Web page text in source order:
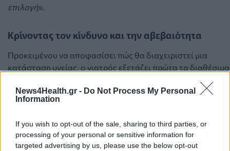
News4Health.gr - Do Not Process My Personal
Information
If you wish to opt-out of the sale, sharing to third parties, or
processing of your personal or sensitive information for
targeted advertising by us, please use the below opt-out
επιλογή».
Κρίνοντας τον κίνδυνο και την αβεβαιότητα
Προκειμένου να αποφασίσει πώς θα διαχειριστεί μια
κατάσταση υγείας, ο γιατρός εξετάζει πρώτα τα διαθέσιμα
στις ιδιαίτερες συνθήκες του ασθενούς.
αποφάσεων και διαχείριση της αβεβαιότητας.
Ορισμένοι κίνδυνοι μπορούν να υπολογιστούν. Για